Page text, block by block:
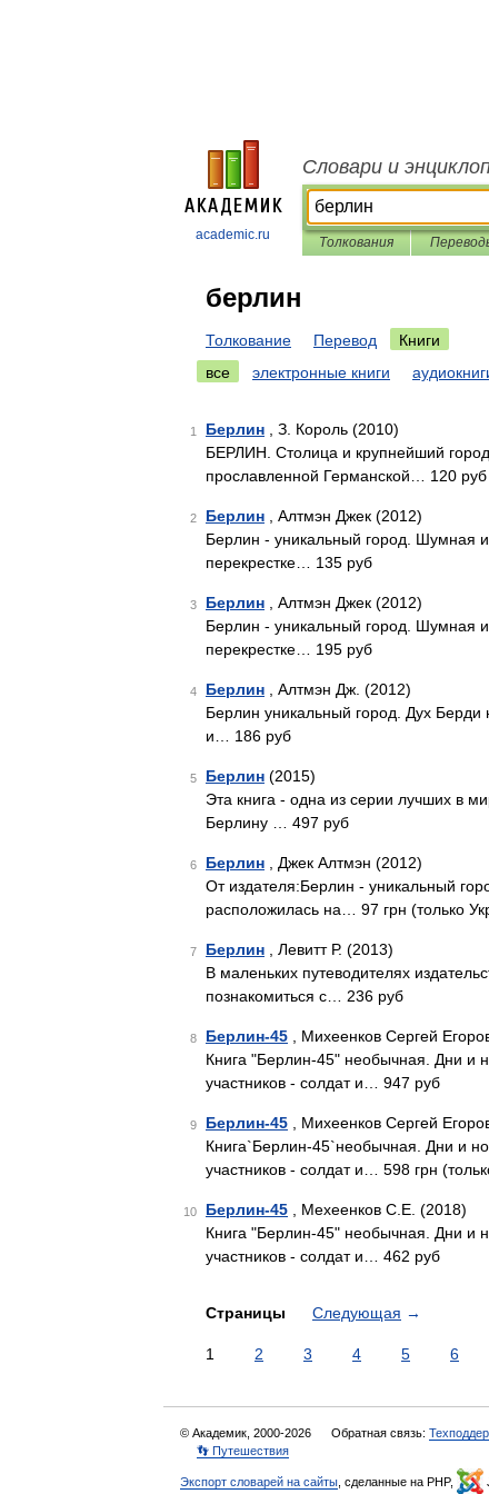
academic.ru
Словари и
Толкования
берлин
Толкование Перевод
Книги
все
электронные книги
1 Берлин , З. Король (2010)
БЕРЛИН. Столица и крупнейший
прославленной Германской… 120 руб
2 Берлин , Алтмэн Джек (2012)
Берлин - уникальный город. Шумная
перекрестке… 135 руб
3 Берлин , Алтмэн Джек (2012)
Берлин - уникальный город. Шумная
перекрестке… 195 руб
4 Берлин , Алтмэн Дж. (2012)
Берлин уникальный город. Дух
и… 186 руб
5 Берлин (2015)
Эта книга - одна из серии лучших в
Берлину … 497 руб
6 Берлин , Джек Алтмэн (2012)
От издателя:Берлин - уникальный
расположилась на… 97 грн (только
7 Берлин , Левитт Р. (2013)
В маленьких путеводителях
познакомиться с… 236 руб
8 Берлин-45 , Михеенков Сергей
Книга "Берлин-45" необычная. Дни и
участников - солдат и… 947 руб
9 Берлин-45 , Михеенков Сергей
Книга`Берлин-45`необычная. Дни и
участников - солдат и… 598 грн
10 Берлин-45 , Мехеенков С.Е. (2018)
Книга "Берлин-45" необычная. Дни и
участников - солдат и… 462 руб
Страницы Следующая →
1 2 3 4 5 6
© Академик, 2000-2026 Обратная связь:
👣 Путешествия
Экспорт словарей на сайты , сделанные на PHP,